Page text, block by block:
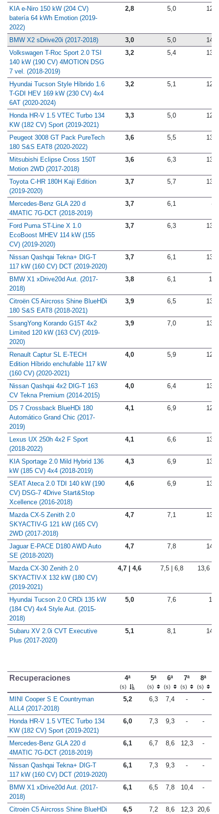
KIA e-Niro 150 kW (204 CV)
batería 64 kWh Emotion (2019-
2022)
2,8 5,0 12,9
BMW X2 sDrive20i (2017-2018) 3,0 5,0
14,5
Volkswagen T-Roc Sport 2.0 TSI
140 kW (190 CV) 4MOTION DSG
7 vel. (2018-2019)
3,2 5,4 13,4
Hyundai Tucson Style Híbrido 1.6
T-GDI HEV 169 kW (230 CV) 4x4
6AT (2020-2024)
3,2 5,1 12,8
Honda HR-V 1.5 VTEC Turbo 134
KW (182 CV) Sport (2019-2021)
3,3 5,0 12,9
Peugeot 3008 GT Pack PureTech
180 S&S EAT8 (2020-2022)
3,6 5,5 13,1
Mitsubishi Eclipse Cross 150T
Motion 2WD (2017-2018)
3,6 6,3 13,5
Toyota C-HR 180H Kaji Edition
(2019-2020)
3,7 5,7 13,6
Mercedes-Benz GLA 220 d
4MATIC 7G-DCT (2018-2019)
3,7 6,1 -
Ford Puma ST-Line X 1.0
EcoBoost MHEV 114 kW (155
CV) (2019-2020)
3,7 6,3 13,0
Nissan Qashqai Tekna+ DIG-T
117 kW (160 CV) DCT (2019-2020)
3,7 6,1 13,3
BMW X1 xDrive20d Aut. (2017-
2018)
3,8 6,1 13
Citroën C5 Aircross Shine BlueHDi
180 S&S EAT8 (2018-2021)
3,9 6,5 13,2
SsangYong Korando G15T 4x2
Limited 120 kW (163 CV) (2019-
2020)
3,9 7,0 13,7
Renault Captur SL E-TECH
Edition Híbrido enchufable 117 kW
(160 CV) (2020-2021)
4,0 5,9 12,8
Nissan Qashqai 4x2 DIG-T 163
CV Tekna Premium (2014-2015)
4,0 6,4 13,3
DS 7 Crossback BlueHDi 180
Automático Grand Chic (2017-
2019)
4,1 6,9 12,4
Lexus UX 250h 4x2 F Sport
(2018-2022)
4,1 6,6 13,5
KIA Sportage 2.0 Mild Hybrid 136
kW (185 CV) 4x4 (2018-2019)
4,3 6,9 13,1
SEAT Ateca 2.0 TDI 140 kW (190
CV) DSG-7 4Drive Start&Stop
Xcellence (2016-2018)
4,6 6,9 13,2
Mazda CX-5 Zenith 2.0
SKYACTIV-G 121 kW (165 CV)
2WD (2017-2018)
4,7 7,1 13,7
Jaguar E-PACE D180 AWD Auto
SE (2018-2020)
4,7 7,8 14,5
Mazda CX-30 Zenith 2.0
SKYACTIV-X 132 kW (180 CV)
(2019-2021)
4,7 | 4,6 7,5 | 6,8 13,6 |
Hyundai Tucson 2.0 CRDi 135 kW
(184 CV) 4x4 Style Aut. (2015-
2018)
5,0 7,6 13
Subaru XV 2.0i CVT Executive
Plus (2017-2020)
5,1 8,1 14,1
Recuperaciones 4ª
(s)
5ª
(s)
6ª
(s)
7ª
(s)
8ª
(s)
MINI Cooper S E Countryman
ALL4 (2017-2018)
5,2 6,3 7,4 - -
Honda HR-V 1.5 VTEC Turbo 134
KW (182 CV) Sport (2019-2021)
6,0 7,3 9,3 - -
Mercedes-Benz GLA 220 d
4MATIC 7G-DCT (2018-2019)
6,1 6,7 8,6 12,3 -
Nissan Qashqai Tekna+ DIG-T
117 kW (160 CV) DCT (2019-2020)
6,1 7,3 9,3 - -
BMW X1 xDrive20d Aut. (2017-
2018)
6,1 6,5 7,8 10,4 -
Citroën C5 Aircross Shine BlueHDi 6,5 7,2 8,6 12,3 20,6